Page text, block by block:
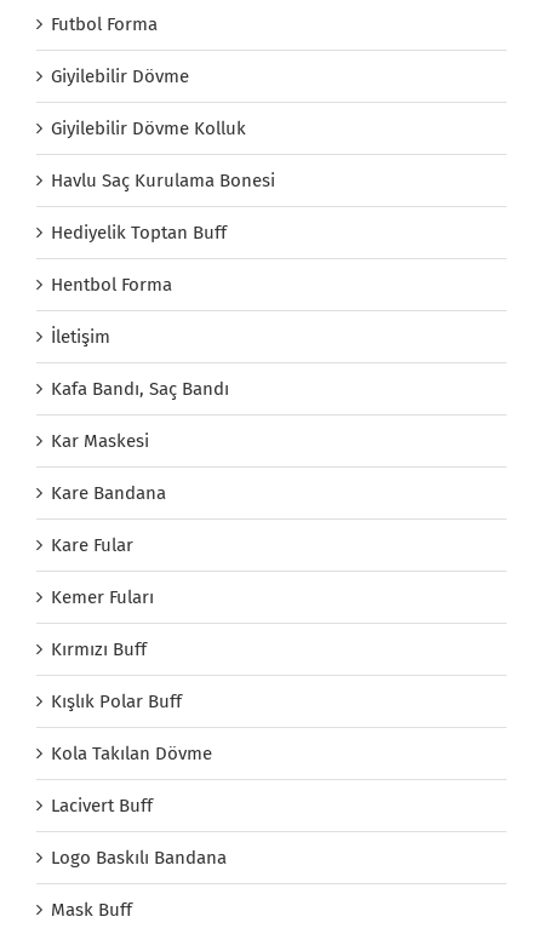
Futbol Forma
Giyilebilir Dövme
Giyilebilir Dövme Kolluk
Havlu Saç Kurulama Bonesi
Hediyelik Toptan Buff
Hentbol Forma
İletişim
Kafa Bandı, Saç Bandı
Kar Maskesi
Kare Bandana
Kare Fular
Kemer Fuları
Kırmızı Buff
Kışlık Polar Buff
Kola Takılan Dövme
Lacivert Buff
Logo Baskılı Bandana
Mask Buff